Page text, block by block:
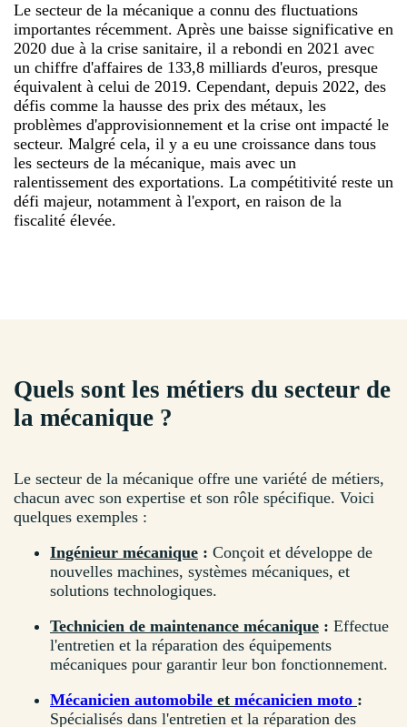
Le secteur de la mécanique a connu des fluctuations
importantes récemment. Après une baisse significative en
2020 due à la crise sanitaire, il a rebondi en 2021 avec
un chiffre d'affaires de 133,8 milliards d'euros, presque
équivalent à celui de 2019. Cependant, depuis 2022, des
défis comme la hausse des prix des métaux, les
problèmes d'approvisionnement et la crise ont impacté le
secteur. Malgré cela, il y a eu une croissance dans tous
les secteurs de la mécanique, mais avec un
ralentissement des exportations. La compétitivité reste un
défi majeur, notamment à l'export, en raison de la
fiscalité élevée.​​
Quels sont les métiers du secteur de
la mécanique ?
Le secteur de la mécanique offre une variété de métiers,
chacun avec son expertise et son rôle spécifique. Voici
quelques exemples :
Ingénieur mécanique : Conçoit et développe de
nouvelles machines, systèmes mécaniques, et
solutions technologiques.
Technicien de maintenance mécanique : Effectue
l'entretien et la réparation des équipements
mécaniques pour garantir leur bon fonctionnement.
Mécanicien automobile et mécanicien moto :
Spécialisés dans l'entretien et la réparation des